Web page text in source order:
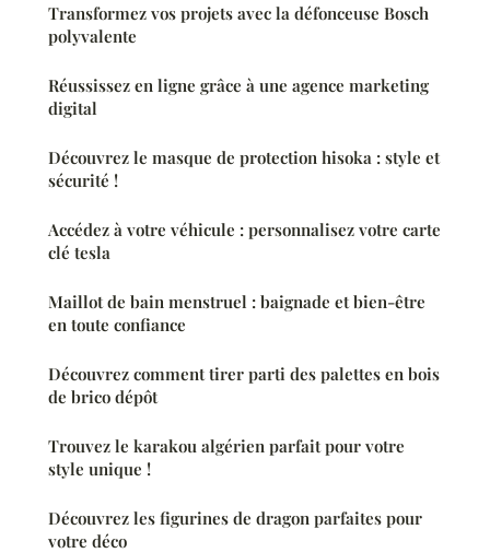
Transformez vos projets avec la défonceuse Bosch
polyvalente
Réussissez en ligne grâce à une agence marketing
digital
Découvrez le masque de protection hisoka : style et
sécurité !
Accédez à votre véhicule : personnalisez votre carte
clé tesla
Maillot de bain menstruel : baignade et bien-être
en toute confiance
Découvrez comment tirer parti des palettes en bois
de brico dépôt
Trouvez le karakou algérien parfait pour votre
style unique !
Découvrez les figurines de dragon parfaites pour
votre déco